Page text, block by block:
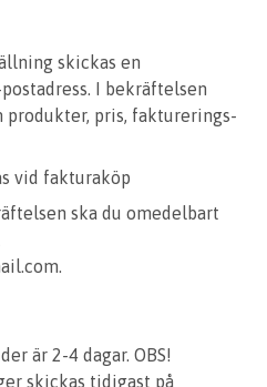
skickas en
I bekräftelsen
pris, fakturerings-
vid fakturaköp
ska du omedelbart
.
är 2-4 dagar. OBS!
skickas tidigast på